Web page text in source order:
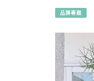
品牌專題